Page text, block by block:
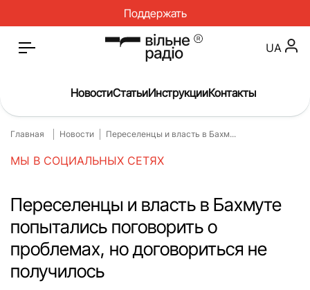
Поддержать
Главная
О нас
Инструкции
Спорт
Интервью
Досье
Репортаж
Блог
UA
НовостиСтатьиИнструкцииКонтакты
Главная Новости Переселенцы и власть в Бахм...
МЫ В СОЦИАЛЬНЫХ СЕТЯХ
Переселенцы и власть в Бахмуте
попытались поговорить о
проблемах, но договориться не
получилось